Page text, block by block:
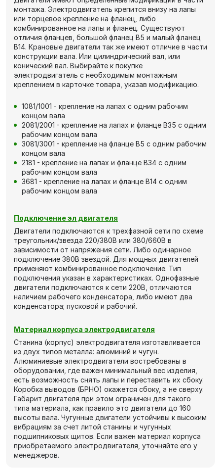
монтажа. Электродвигатель крепится внизу на лапы
или торцевое крепление на фланец, либо
комбинированное на лапы и фланец. Существуют
отличия фланцев, большой фланец В5 и малый фланец
В14. Крановые двигатели так же имеют отличие в части
конструкции вала. Или цилиндрический вал, или
конический вал. Выбирайте к покупке
электродвигатель с необходимым монтажным
креплением в карточке товара, указав модификацию.
1081/1001 - крепление на лапах с одним рабочим
концом вала
2081/2001 - крепление на лапах и фланце В35 с одним
рабочим концом вала
3081/3001 - крепление на фланце В5 с одним рабочим
концом вала
2181 - крепление на лапах и фланце В34 с одним
рабочим концом вала
3681 - крепление на лапах и фланце В14 с одним
рабочим концом вала
Подключение эл двигателя
Двигатели подключаются к трехфазной сети по схеме
треугольник/звезда 220/380В или 380/660В в
зависимости от напряжения сети. Либо одинарное
подключение 380В звездой. Для мощных двигателей
применяют комбинированное подключение. Тип
подключения указан в характеристиках. Однофазные
двигатели подключаются к сети 220В, отличаются
наличием рабочего конденсатора, либо имеют два
конденсатора; пусковой и рабочий.
Материал корпуса электродвигателя
Станина (корпус) электродвигателя изготавливается
из двух типов металла: алюминий и чугун.
Алюминиевые электродвигатели востребованы в
оборудовании, где важен минимальный вес изделия,
есть возможность снять лапы и переставить их сбоку.
Коробка выводов (БРНО) окажется сбоку, а не сверху.
Габарит двигателя при этом ограничен для такого
типа материала, как правило это двигатели до 160
высоты вала. Чугунные двигатели устойчивы к высоким
вибрациям за счет литой станины и чугунных
подшипниковых щитов. Если важен материал корпуса
приобретаемого электродвигателя, уточняйте его у
менеджеров.